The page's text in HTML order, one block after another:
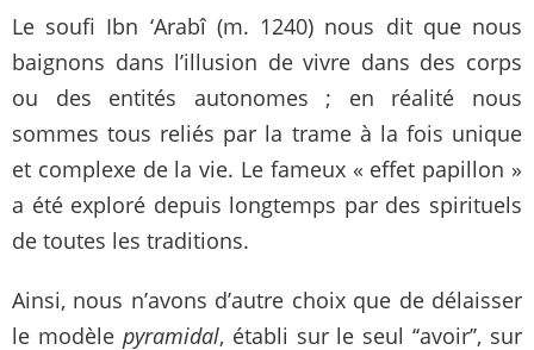
Le soufi Ibn ‘Arabî (m. 1240) nous dit que nous
baignons dans l’illusion de vivre dans des corps
ou des entités autonomes ; en réalité nous
sommes tous reliés par la trame à la fois unique
et complexe de la vie. Le fameux « effet papillon »
a été exploré depuis longtemps par des spirituels
de toutes les traditions.
Ainsi, nous n’avons d’autre choix que de délaisser
le modèle pyramidal, établi sur le seul ‘‘avoir’’, sur